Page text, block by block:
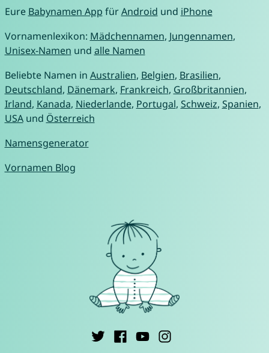
Eure Babynamen App fürAndroid und iPhone
Vornamenlexikon: Mädchennamen, Jungennamen,
Unisex-Namen und alle Namen
Beliebte Namen in Australien, Belgien, Brasilien,
Deutschland, Dänemark, Frankreich, Großbritannien,
Irland, Kanada, Niederlande, Portugal, Schweiz, Spanien,
USAund Österreich
Namensgenerator
Vornamen Blog